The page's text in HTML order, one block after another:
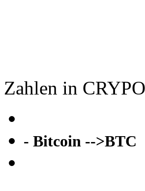
Zahlen in
- Bitcoin -->BTC